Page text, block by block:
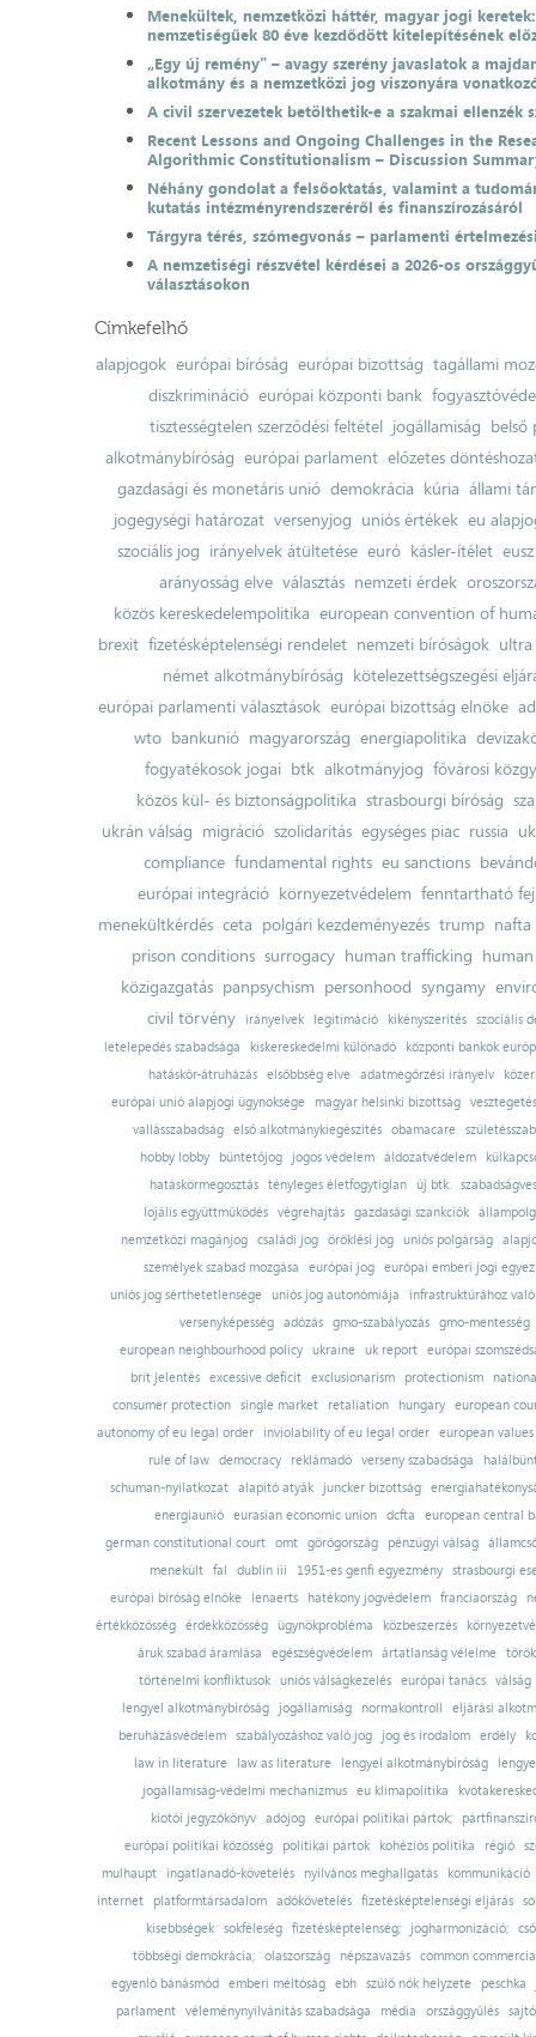
Menekültek, nemzetközi háttér, magyar jogi
nemzetiségűek 80 éve kezdődött kitelepítésének
„Egy új remény” – avagy szerény javaslatok a
alkotmány és a nemzetközi jog viszonyára
A civil szervezetek betölthetik-e a szakmai ellenzék
Recent Lessons and Ongoing Challenges in the
Algorithmic Constitutionalism – Discussion
Néhány gondolat a felsőoktatás, valamint a
kutatás intézményrendszeréről és finanszírozásáról
Tárgyra térés, szómegvonás – parlamenti
A nemzetiségi részvétel kérdései a 2026-os
választásokon
Címkefelhő
alapjogok európai bíróság európai bizottság tagállami
diszkrimináció európai központi bank
tisztességtelen szerződési feltétel jogállamiság belső
alkotmánybíróság európai parlament előzetes
gazdasági és monetáris unió demokrácia kúria állami
jogegységi határozat versenyjog uniós értékek eu
szociális jog irányelvek átültetése euró kásler-ítélet
arányosság elve választás nemzeti érdek
közös kereskedelempolitika european convention of
brexit fizetésképtelenségi rendelet nemzeti bíróságok ultra
német alkotmánybíróság kötelezettségszegési
európai parlamenti választások európai bizottság elnöke
wto bankunió magyarország energiapolitika
fogyatékosok jogai btk alkotmányjog fővárosi
közös kül- és biztonságpolitika strasbourgi bíróság
ukrán válság migráció szolidaritás egységes piac russia
compliance fundamental rights eu sanctions
európai integráció környezetvédelem fenntartható
menekültkérdés ceta polgári kezdeményezés trump nafta
prison conditions surrogacy human trafficking
közigazgatás panpsychism personhood syngamy
civil törvény
irányelvek legitimáció kikényszerítés szociális
letelepedés szabadsága
kiskereskedelmi különadó
központi bankok
hatáskör-átruházás
elsőbbség elve adatmegőrzési irányelv
európai unió alapjogi ügynoksége
magyar helsinki bizottság
vesztegetés
vallásszabadság
első alkotmánykiegészítés obamacare
hobby lobby
büntetőjog jogos védelem áldozatvédelem
hatáskörmegosztás tényleges életfogytiglan új btk.
lojális együttműködés
végrehajtás gazdasági szankciók
nemzetközi magánjog
családi jog öröklési jog uniós polgárság
személyek szabad mozgása
európai jog európai emberi jogi
uniós jog sérthetetlensége uniós jog autonómiája
infrastruktúrához
versenyképesség adózás gmo-szabályozás gmo-mentesség
european neighbourhood policy
ukraine uk report
európai
brit jelentés excessive deficit exclusionarism protectionism
consumer protection
single market retaliation hungary
european
autonomy of eu legal order
inviolability of eu legal order
european values
rule of law
democracy reklámadó verseny szabadsága
schuman-nyilatkozat alapító atyák juncker bizottság
energiaunió eurasian economic union dcfta
european central
german constitutional court
omt görögország pénzügyi válság
menekült
fal dublin iii 1951-es genfi egyezmény
strasbourgi
európai bíróság elnöke
lenaerts hatékony jogvédelem franciaország
értékközösség
érdekközösség ügynökprobléma közbeszerzés
áruk szabad áramlása
egészségvédelem ártatlanság vélelme
történelmi konfliktusok uniós válságkezelés európai tanács válság
lengyel alkotmánybíróság
jogállamiság normakontroll
eljárási
beruházásvédelem
szabályozáshoz való jog jog és irodalom erdély
law in literature
law as literature lengyel alkotmánybíróság
jogállamiság-védelmi mechanizmus
eu klímapolitika
kiotói jegyzőkönyv adójog európai politikai pártok;
európai politikai közösség
politikai pártok kohéziós politika régió
mulhaupt
ingatlanadó-követelés nyilvános meghallgatás
kommunikáció
internet
platformtársadalom adókövetelés fizetésképtelenségi eljárás
kisebbségek sokféleség fizetésképtelenség; jogharmonizáció;
többségi demokrácia; olaszország népszavazás common
egyenlő bánásmód emberi méltóság ebh szülő nők helyzete
peschka
parlament
véleménynyilvánítás szabadsága média országgyűlés